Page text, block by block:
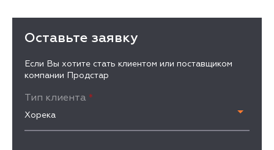
Оставьте заявку
Если Вы хотите стать клиентом или поставщиком
компании Продстар
Тип клиента *
Хорека